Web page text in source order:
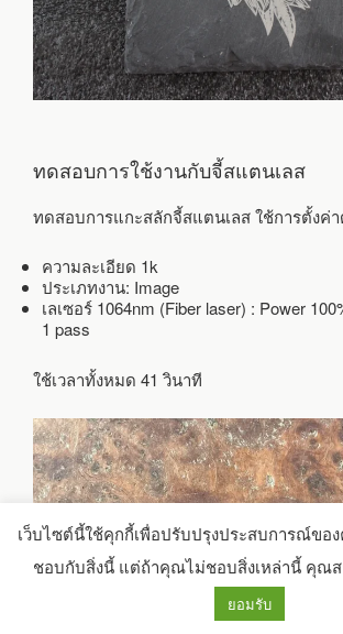
ทดสอบการใช้งานกับจี้สแตนเลส
ทดสอบการแกะสลักจี้สแตนเลส ใช้การตั้งค่
ความละเอียด 1k
ประเภทงาน: Image
เลเซอร์ 1064nm (Fiber laser) : Power
1 pass
ใช้เวลาทั้งหมด 41 วินาที
เว็บไซต์นี้ใช้คุกกี้เพื่อปรับปรุงประสบการณ์ขอ
ชอบกับสิ่งนี้ แต่ถ้าคุณไม่ชอบสิ่งเหล่านี้ คุณ
ยอมรับ